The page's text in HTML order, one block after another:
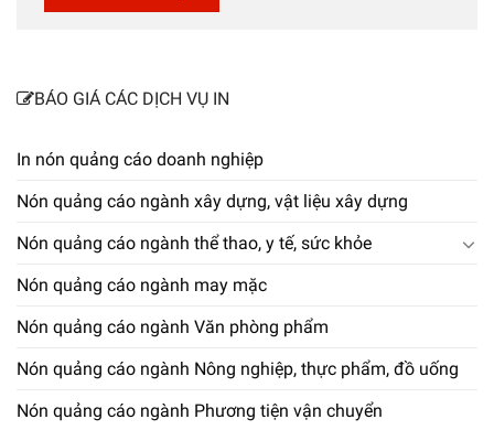
BÁO GIÁ CÁC DỊCH VỤ IN
In nón quảng cáo doanh nghiệp
Nón quảng cáo ngành xây dựng, vật liệu xây dựng
Nón quảng cáo ngành thể thao, y tế, sức khỏe
Nón quảng cáo ngành may mặc
Nón quảng cáo ngành Văn phòng phẩm
Nón quảng cáo ngành Nông nghiệp, thực phẩm, đồ uống
Nón quảng cáo ngành Phương tiện vận chuyển